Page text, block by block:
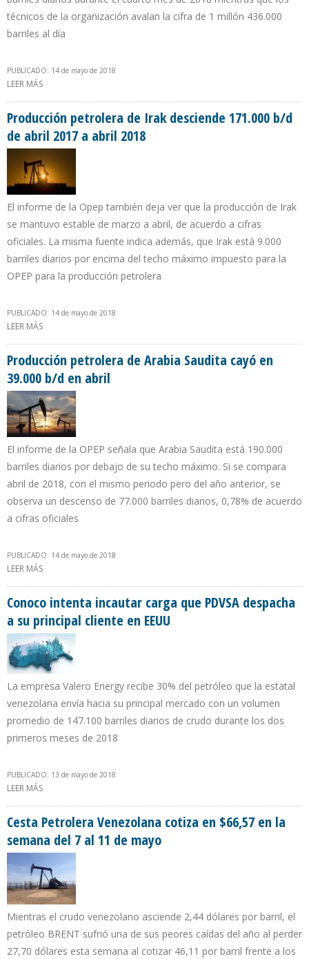
técnicos de la organización avalan la cifra de 1 millón 436.000
barriles al día
PUBLICADO: 14 de mayo de 2018
LEER MÁS
Producción petrolera de Irak desciende 171.000 b/d
de abril 2017 a abril 2018
El informe de la Opep también deja ver que la producción de Irak
se mantuvo estable de marzo a abril, de acuerdo a cifras
oficiales. La misma fuente indica además, que Irak está 9.000
barriles diarios por encima del techo máximo impuesto para la
OPEP para la producción petrolera
PUBLICADO: 14 de mayo de 2018
LEER MÁS
Producción petrolera de Arabia Saudita cayó en
39.000 b/d en abril
El informe de la OPEP señala que Arabia Saudita está 190.000
barriles diarios por debajo de su techo máximo. Si se compara
abril de 2018, con el mismo periodo pero del año anterior, se
observa un descenso de 77.000 barriles diarios, 0,78% de acuerdo
a cifras oficiales
PUBLICADO: 14 de mayo de 2018
LEER MÁS
Conoco intenta incautar carga que PDVSA despacha
a su principal cliente en EEUU
La empresa Valero Energy recibe 30% del petróleo que la estatal
venezolana envía hacia su principal mercado con un volumen
promedio de 147.100 barriles diarios de crudo durante los dos
primeros meses de 2018
PUBLICADO: 13 de mayo de 2018
LEER MÁS
Cesta Petrolera Venezolana cotiza en $66,57 en la
semana del 7 al 11 de mayo
Mientras el crudo venezolano asciende 2,44 dólares por barril, el
petróleo BRENT sufrió una de sus peores caídas del año al perder
27,70 dólares esta semana al cotizar 46,11 por barril frente a los